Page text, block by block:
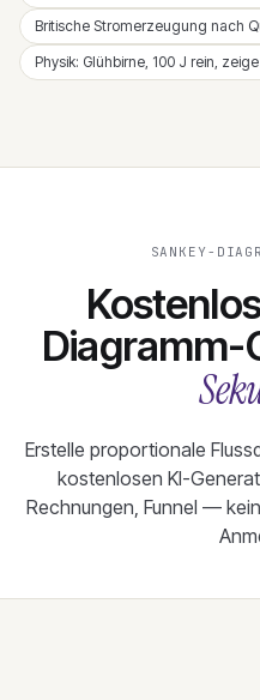
Britische Stromerzeugung nach
Physik: Glühbirne, 100 J rein,
SANKEY-
Diagramm-
Erstelle proportionale
kostenlosen KI-
Rechnungen, Funnel —